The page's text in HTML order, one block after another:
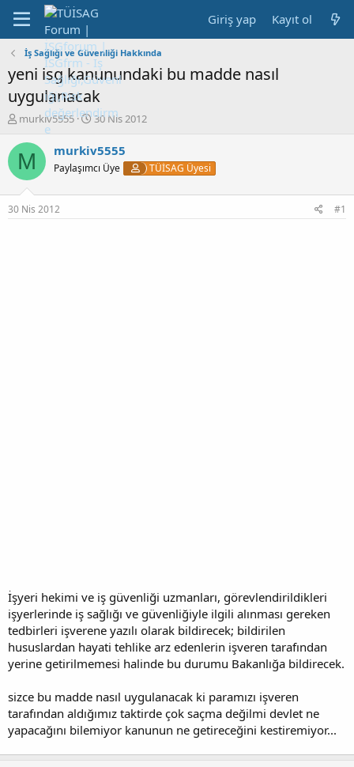
Giriş yap Kayıt ol
İş Sağlığı ve Güvenliği Hakkında
yeni isg kanunundaki bu madde nasıl
uygulanacak
K
n
b
u
u
b
murkiv5555
B
ş
a
30 Nis 2012
M murkiv5555
Paylaşımcı Üye TÜİSAG Üyesi
30 Nis 2012 #1
İşyeri hekimi ve iş güvenliği uzmanları, görevlendirildikleri
işyerlerinde iş sağlığı ve güvenliğiyle ilgili alınması gereken
tedbirleri işverene yazılı olarak bildirecek; bildirilen
hususlardan hayati tehlike arz edenlerin işveren tarafından
yerine getirilmemesi halinde bu durumu Bakanlığa bildirecek.
sizce bu madde nasıl uygulanacak ki paramızı işveren
tarafından aldığımız taktirde çok saçma değilmi devlet ne
yapacağını bilemiyor kanunun ne getireceğini kestiremiyor...